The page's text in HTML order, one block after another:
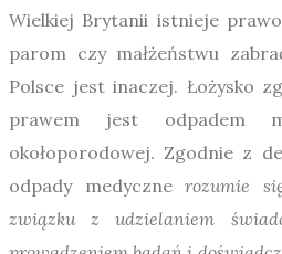
Wielkiej Brytanii istnieje
parom czy małżeństwu
Polsce jest inaczej. Łożysko
prawem jest odpadem
okołoporodowej. Zgodnie z
odpady medycznerozumie
związku z udzielaniem